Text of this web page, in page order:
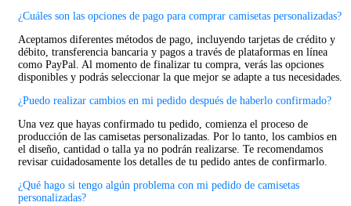
¿Cuáles son las opciones de pago para comprar camisetas personalizadas?
Aceptamos diferentes métodos de pago, incluyendo tarjetas de crédito y
débito, transferencia bancaria y pagos a través de plataformas en línea
como PayPal. Al momento de finalizar tu compra, verás las opciones
disponibles y podrás seleccionar la que mejor se adapte a tus necesidades.
¿Puedo realizar cambios en mi pedido después de haberlo confirmado?
Una vez que hayas confirmado tu pedido, comienza el proceso de
producción de las camisetas personalizadas. Por lo tanto, los cambios en
el diseño, cantidad o talla ya no podrán realizarse. Te recomendamos
revisar cuidadosamente los detalles de tu pedido antes de confirmarlo.
¿Qué hago si tengo algún problema con mi pedido de camisetas
personalizadas?